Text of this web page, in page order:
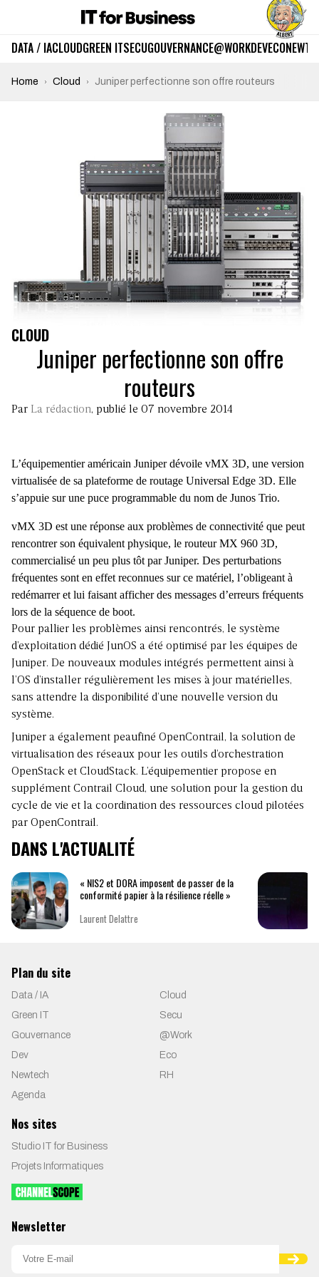
DATA / IACLOUDGREEN ITSECUGOUVERNANCE@WORKDEVECO
Home Cloud Juniper perfectionne son offre routeurs
CLOUD
Juniper perfectionne son offre
routeurs
Par La rédaction, publié le 07 novembre 2014
L’équipementier américain Juniper dévoile vMX 3D, une version
virtualisée de sa plateforme de routage Universal Edge 3D. Elle
s’appuie sur une puce programmable du nom de Junos Trio.
vMX 3D est une réponse aux problèmes de connectivité que peut
rencontrer son équivalent physique, le routeur MX 960 3D,
commercialisé un peu plus tôt par Juniper. Des perturbations
fréquentes sont en effet reconnues sur ce matériel, l’obligeant à
redémarrer et lui faisant afficher des messages d’erreurs fréquents
lors de la séquence de boot.
Pour pallier les problèmes ainsi rencontrés, le système
d’exploitation dédié JunOS a été optimisé par les équipes de
Juniper. De nouveaux modules intégrés permettent ainsi à
l’OS d’installer régulièrement les mises à jour matérielles,
sans attendre la disponibilité d’une nouvelle version du
système.
Juniper a également peaufiné OpenContrail, la solution de
virtualisation des réseaux pour les outils d’orchestration
OpenStack et CloudStack. L’équipementier propose en
supplément Contrail Cloud, une solution pour la gestion du
cycle de vie et la coordination des ressources cloud pilotées
par OpenContrail.
DANS L'ACTUALITÉ
« NIS2 et DORA imposent de passer de la
conformité papier à la résilience réelle »
Laurent Delattre
Plan du site
Data / IA
Cloud
Green IT
Secu
Gouvernance
@Work
Dev
Eco
Newtech
RH
Agenda
Nos sites
Studio IT for Business
Projets Informatiques
Newsletter